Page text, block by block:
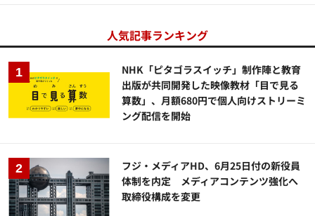
人気記事ランキング
NHK「ピタゴラスイッチ」制作陣と教育
出版が共同開発した映像教材「目で見る
算数」、月額680円で個人向けストリーミ
ング配信を開始
フジ・メディアHD、6月25日付の新役員
体制を内定 メディアコンテンツ強化へ
取締役構成を変更